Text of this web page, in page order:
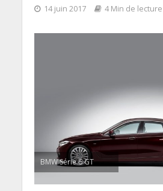
14 juin 2017 4 Min de lecture
BMW Série 6 GT